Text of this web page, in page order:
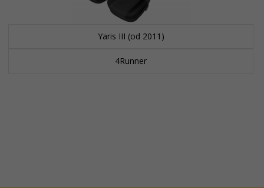
Yaris III (od 2011)
4Runner